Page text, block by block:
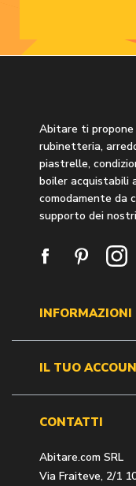
Abitare ti propone
rubinetteria,
piastrelle,
boiler acquistabili
comodamente da
supporto dei
INFORMAZIONI
IL TUO
CONTATTI
Abitare.com SRL
Via Fraiteve, 2/1